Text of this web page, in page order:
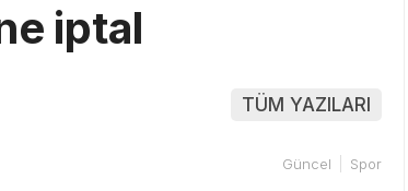
iptal
TÜM YAZILARI
Güncel Spor